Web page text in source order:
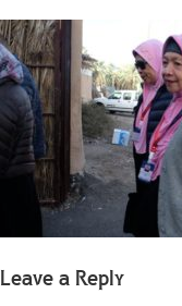
Leave a Reply